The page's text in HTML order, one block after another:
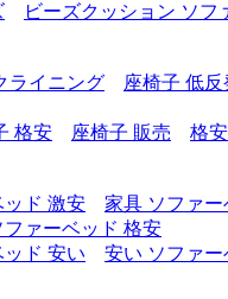
ビーズクッション ソフ
ライニング
座椅子 低反
格安 座椅子 販売 格
ッド 激安
家具 ソファー
ファーベッド 格安
ッド 安い 安い ソファー